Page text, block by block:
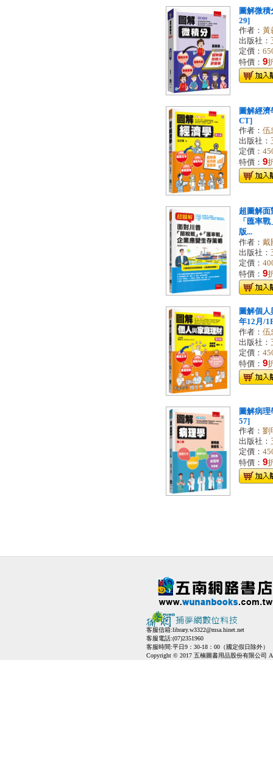
圖解微
29]
作者： 黃
出版社：
定價：
特價： 9
圖解經
CT]
作者： 伍
出版社：
定價：
特價： 9
超圖解面
「匯率
版...
作者： 戴
出版社：
定價：
特價： 9
圖解個
年12月/
作者： 伍
出版社：
定價：
特價： 9
圖解病
57]
作者： 劉
出版社：
定價：
特價： 9
客服信箱:library.w3322@msa.hinet.net
客服電話:(07)2351960
客服時間:平日9：30-18：00（國定假日除外）
Copyright © 2017 五楠圖書用品股份有限公司